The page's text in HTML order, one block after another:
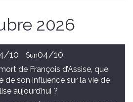
2026
10 Sun04/10
de François d’Assise, que
de son influence sur la vie de
aujourd’hui ?